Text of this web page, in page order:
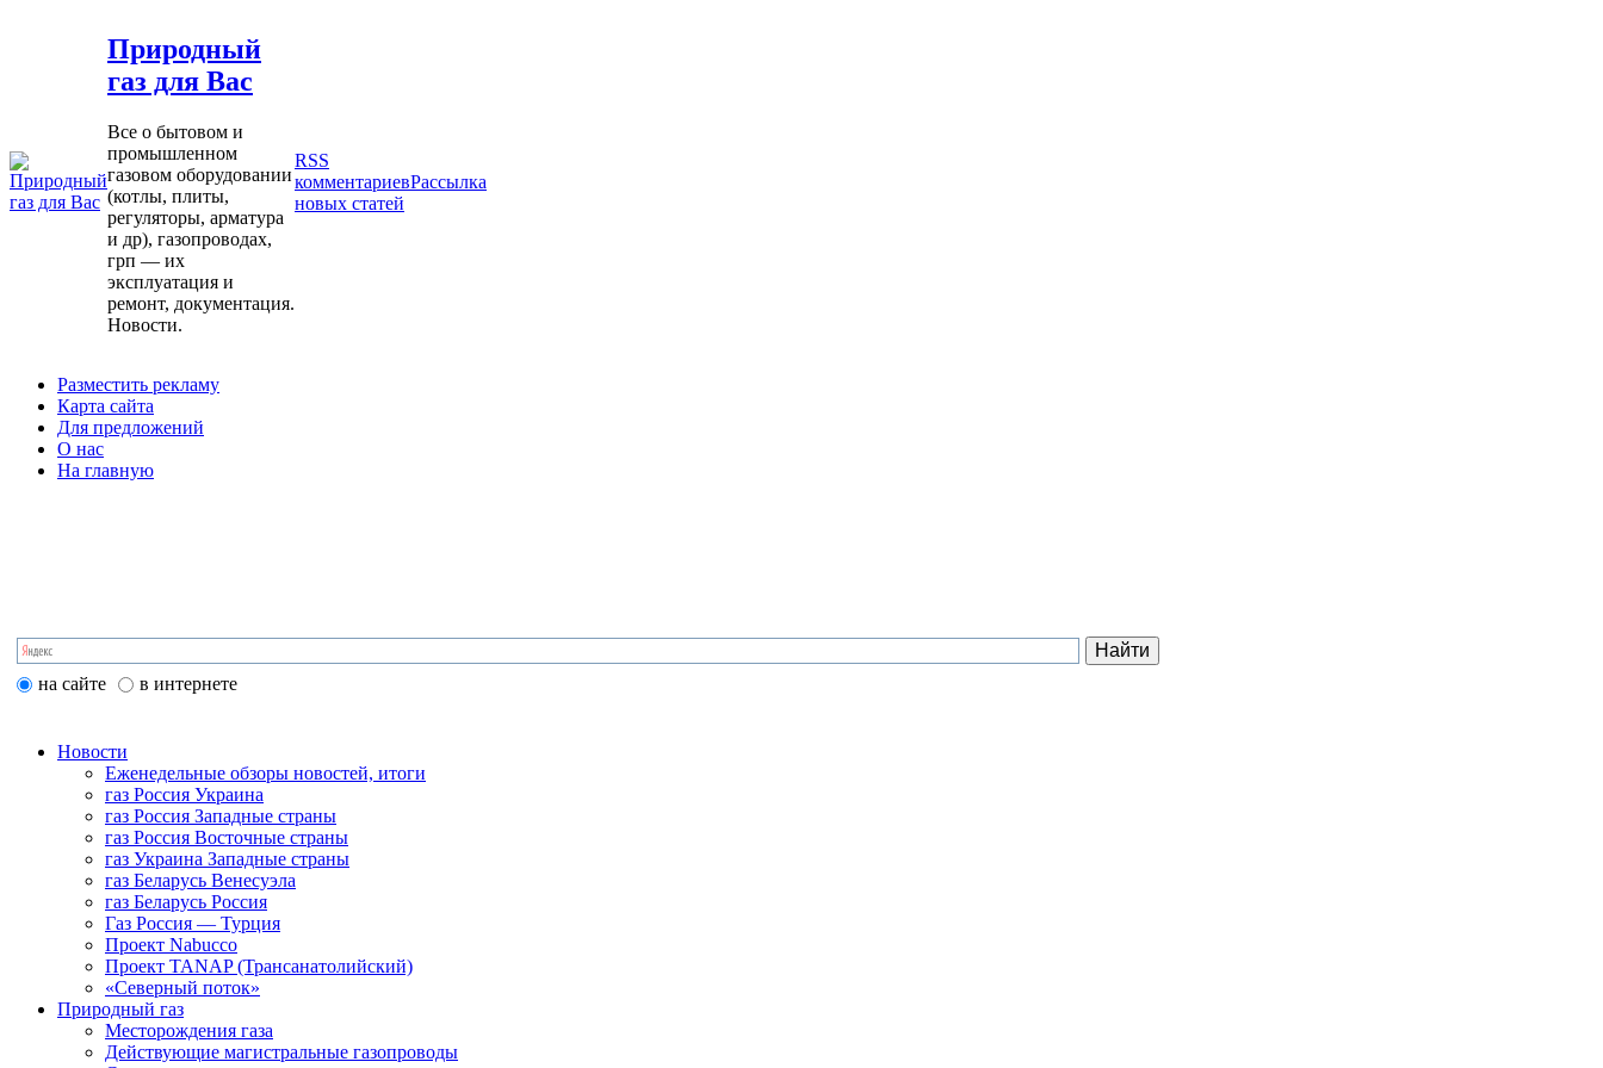
Природный
газ для Вас
Все о бытовом и
промышленном
газовом оборудовании
(котлы, плиты,
регуляторы, арматура
и др), газопроводах,
грп — их
эксплуатация и
ремонт, документация.
Новости.
RSS
комментариевРассылка
новых статей
Разместить рекламу
Карта сайта
Для предложений
О нас
На главную
на сайте в интернете
Новости
Еженедельные обзоры новостей, итоги
газ Россия Украина
газ Россия Западные страны
газ Россия Восточные страны
газ Украина Западные страны
газ Беларусь Венесуэла
газ Беларусь Россия
Газ Россия — Турция
Проект Nabucco
Проект TANAP (Трансанатолийский)
«Северный поток»
Природный газ
Месторождения газа
Действующие магистральные газопроводы